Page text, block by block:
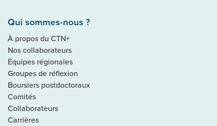
Qui sommes-nous ?
À propos du CTN+
Nos collaborateurs
Équipes régionales
Groupes de réflexion
Boursiers postdoctoraux
Comités
Collaborateurs
Carrières